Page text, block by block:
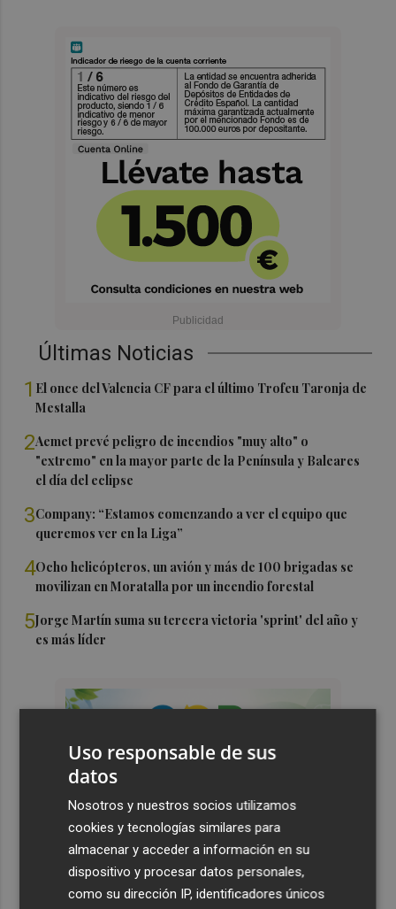
Últimas Noticias
1 El once del Valencia CF para el último Trofeu Taronja de
Mestalla
2Aemet prevé peligro de incendios "muy alto" o
"extremo" en la mayor parte de la Península y Baleares
el día del eclipse
3Company: “Estamos comenzando a ver el equipo que
queremos ver en la Liga”
4Ocho helicópteros, un avión y más de 100 brigadas se
movilizan en Moratalla por un incendio forestal
5Jorge Martín suma su tercera victoria 'sprint' del año y
es más líder
Uso responsable de sus
datos
Nosotros y nuestros socios utilizamos
cookies y tecnologías similares para
almacenar y acceder a información en su
dispositivo y procesar datos personales,
como su dirección IP, identificadores únicos